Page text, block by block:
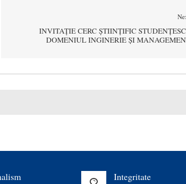
INVITAȚIE CERC ȘTIINȚIFIC
DOMENIUL INGINERIE ȘI
Integritate